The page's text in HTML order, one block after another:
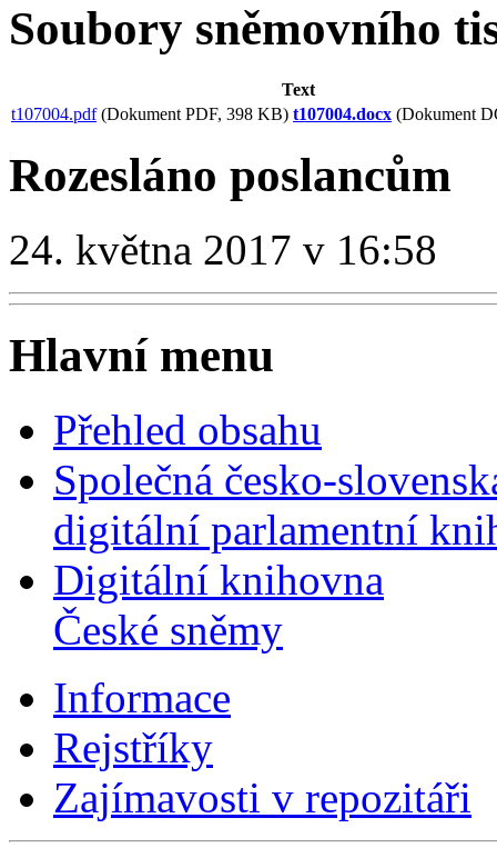
Soubory sněmovního
Text
t107004.pdf(Dokument PDF, 398 KB) t107004.docx (Dokument
Rozesláno poslancům
24. května 2017 v 16:58
Hlavní menu
Přehled obsahu
Společná česko-
digitální parlamentní
Digitální knihovna
České sněmy
Informace
Rejstříky
Zajímavosti v repozitáři